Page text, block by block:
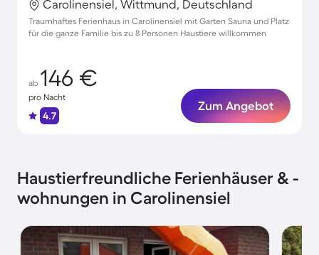
Carolinensiel, Wittmund, Deutschland
Traumhaftes Ferienhaus in Carolinensiel mit Garten Sauna und Platz
für die ganze Familie bis zu 8 Personen Haustiere willkommen
ab 146 €
pro Nacht
4.7
Zum Angebot
Haustierfreundliche Ferienhäuser & -
wohnungen in Carolinensiel